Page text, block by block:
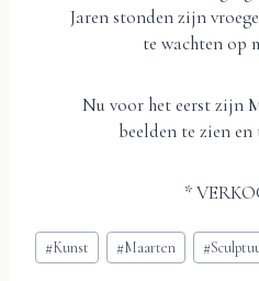
Jaren stonden zijn
te wachten op
Nu voor het eerst zijn
beelden te zien
*
Bericht
tags:
#Kunst #Maarten #